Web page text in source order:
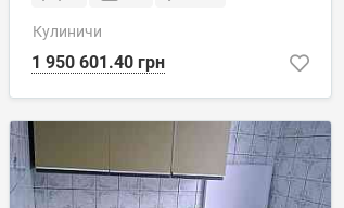
Кулиничи
1 950 601.40 грн